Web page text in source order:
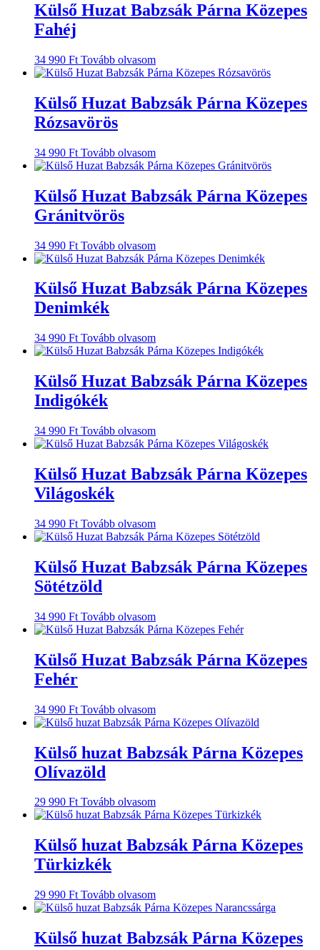
Külső Huzat Babzsák Párna Közepes
Fahéj
34 990 Ft Tovább olvasom
Külső Huzat Babzsák Párna Közepes
Rózsavörös
34 990 Ft Tovább olvasom
Külső Huzat Babzsák Párna Közepes
Gránitvörös
34 990 Ft Tovább olvasom
Külső Huzat Babzsák Párna Közepes
Denimkék
34 990 Ft Tovább olvasom
Külső Huzat Babzsák Párna Közepes
Indigókék
34 990 Ft Tovább olvasom
Külső Huzat Babzsák Párna Közepes
Világoskék
34 990 Ft Tovább olvasom
Külső Huzat Babzsák Párna Közepes
Sötétzöld
34 990 Ft Tovább olvasom
Külső Huzat Babzsák Párna Közepes
Fehér
34 990 Ft Tovább olvasom
Külső huzat Babzsák Párna Közepes
Olívazöld
29 990 Ft Tovább olvasom
Külső huzat Babzsák Párna Közepes
Türkizkék
29 990 Ft Tovább olvasom
Külső huzat Babzsák Párna Közepes